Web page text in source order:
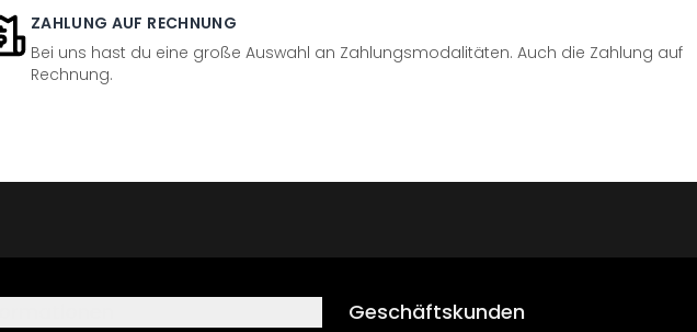
ZAHLUNG AUF RECHNUNG
Bei uns hast du eine große Auswahl an Zahlungsmodalitäten. Auch die Zahlung auf
Rechnung.
Geschäftskunden